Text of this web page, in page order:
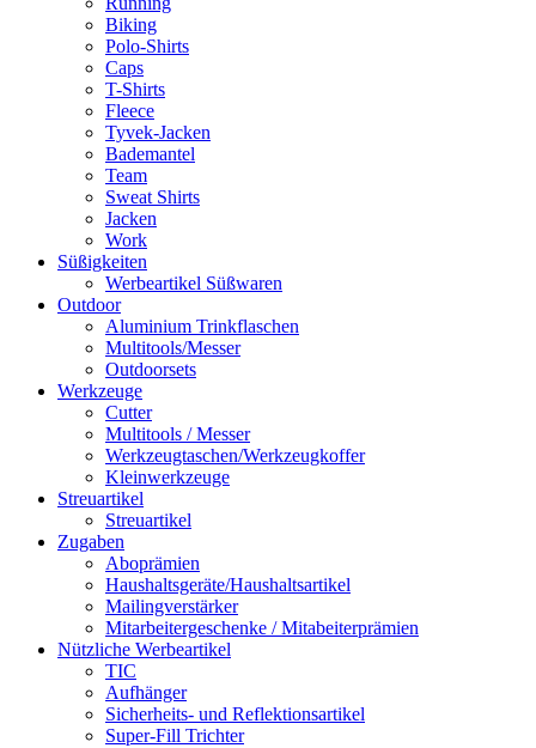
Biking
Polo-Shirts
Caps
T-Shirts
Fleece
Tyvek-Jacken
Bademantel
Team
Sweat Shirts
Jacken
Work
Süßigkeiten
Werbeartikel Süßwaren
Outdoor
Aluminium Trinkflaschen
Multitools/Messer
Outdoorsets
Werkzeuge
Cutter
Multitools / Messer
Werkzeugtaschen/Werkzeugkoffer
Kleinwerkzeuge
Streuartikel
Streuartikel
Zugaben
Aboprämien
Haushaltsgeräte/Haushaltsartikel
Mailingverstärker
Mitarbeitergeschenke / Mitabeiterprämien
Nützliche Werbeartikel
TIC
Aufhänger
Sicherheits- und Reflektionsartikel
Super-Fill Trichter